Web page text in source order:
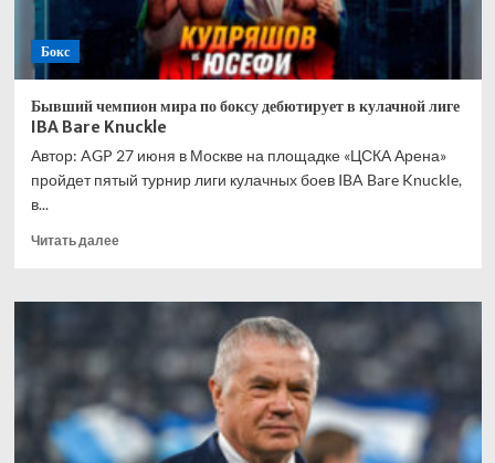
Бокс
Бывший чемпион мира по боксу дебютирует в кулачной лиге
IBA Bare Knuckle
Автор: AGP 27 июня в Москве на площадке «ЦСКА Арена»
пройдет пятый турнир лиги кулачных боев IBA Bare Knuckle,
в...
Читать далееПрочитать
Бывший
дебютирует
в
кулачной